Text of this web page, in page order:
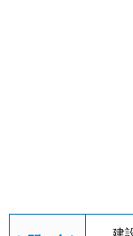
建